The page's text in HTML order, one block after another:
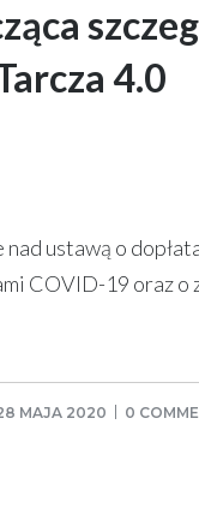
4.0
ustawą o
COVID-19 oraz o
MAJA 2020 0